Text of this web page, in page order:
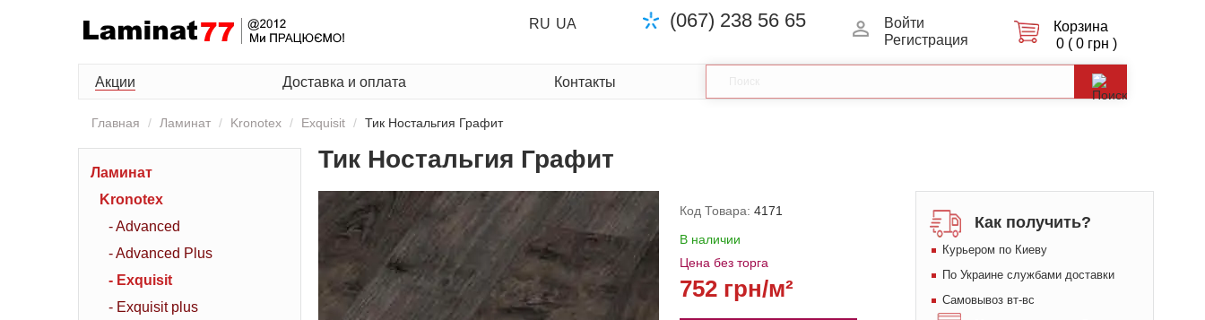
RU UA (067) 238 56 65
Войти
Регистрация
Корзина
0 ( 0 грн )
Акции Доставка и оплата Контакты
Главная Ламинат Kronotex Exquisit Тик Ностальгия Графит
Ламинат
Kronotex
- Advanced
- Advanced Plus
- Exquisit
- Exquisit plus
Тик Ностальгия Графит
Код Товара: 4171
В наличии
Цена без торга
752 грн/м²
Как получить?
Курьером по Киеву
По Украине службами доставки
Самовывоз вт-вс